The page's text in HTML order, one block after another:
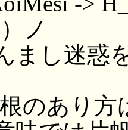
ノ
まし迷惑
のあり方